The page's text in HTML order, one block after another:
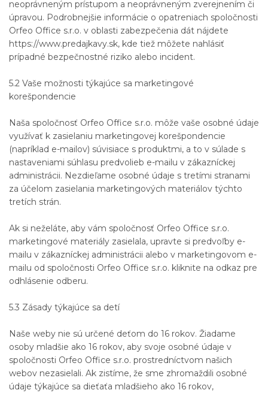
neoprávneným prístupom a neoprávneným zverejnením či
úpravou. Podrobnejšie informácie o opatreniach spoločnosti
Orfeo Office s.r.o. v oblasti zabezpečenia dát nájdete
https://www.predajkavy.sk, kde tiež môžete nahlásiť
prípadné bezpečnostné riziko alebo incident.
5.2 Vaše možnosti týkajúce sa marketingové
korešpondencie
Naša spoločnosť Orfeo Office s.r.o. môže vaše osobné údaje
využívať k zasielaniu marketingovej korešpondencie
(napríklad e-mailov) súvisiace s produktmi, a to v súlade s
nastaveniami súhlasu predvolieb e-mailu v zákazníckej
administrácii. Nezdieľame osobné údaje s tretími stranami
za účelom zasielania marketingových materiálov týchto
tretích strán.
Ak si neželáte, aby vám spoločnosť Orfeo Office s.r.o.
marketingové materiály zasielala, upravte si predvoľby e-
mailu v zákazníckej administrácii alebo v marketingovom e-
mailu od spoločnosti Orfeo Office s.r.o. kliknite na odkaz pre
odhlásenie odberu.
5.3 Zásady týkajúce sa detí
Naše weby nie sú určené deťom do 16 rokov. Žiadame
osoby mladšie ako 16 rokov, aby svoje osobné údaje v
spoločnosti Orfeo Office s.r.o. prostredníctvom našich
webov nezasielali. Ak zistíme, že sme zhromaždili osobné
údaje týkajúce sa dieťaťa mladšieho ako 16 rokov,